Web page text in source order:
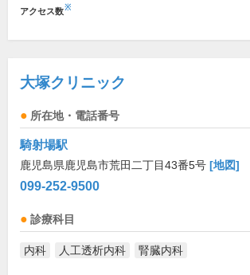
アクセス数※
大塚クリニック
所在地・電話番号
騎射場駅
鹿児島県鹿児島市荒田二丁目43番5号 [地図]
099-252-9500
診療科目
内科 人工透析内科 腎臓内科